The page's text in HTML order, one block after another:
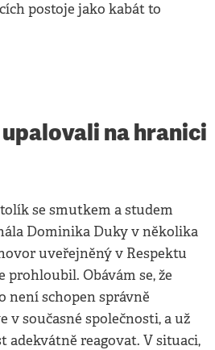
postoje jako kabát to
na hranici
se smutkem a studem
Dominika Duky v několika
uveřejněný v Respektu
prohloubil. Obávám se, že
není schopen správně
v současné společnosti, a už
adekvátně reagovat. V situaci,